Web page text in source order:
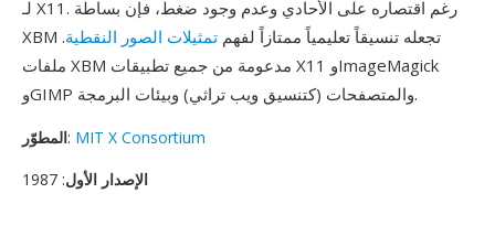
لـ X11. رغم اقتصاره على الأحادي وعدم وجود ضغط، فإن بساطة
XBM تجعله تنسيقاً تعليمياً ممتازاً لفهم تمثيلات الصور النقطية.
ملفات XBM مدعومة من جميع تطبيقات X11 وImageMagick
وGIMP والمتصفحات (كتنسيق ويب تراثي) وبيئات البرمجة.
المطوّر: MIT X Consortium
الإصدار الأول: 1987